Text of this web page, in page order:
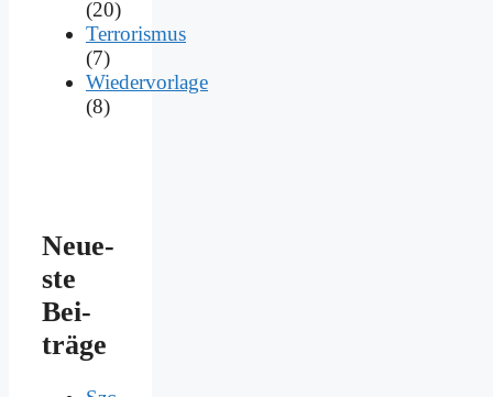
(20)
Terrorismus
(7)
Wiedervorlage
(8)
Neue­
ste
Bei­
trä­ge